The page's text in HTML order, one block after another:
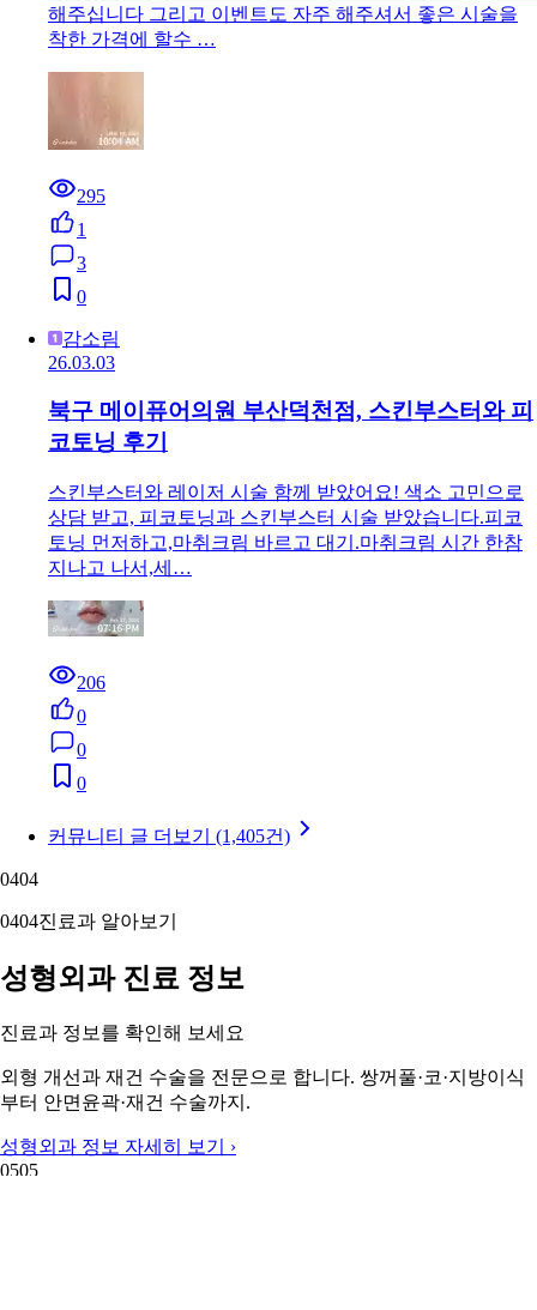
해주십니다 그리고 이벤트도 자주 해주셔서 좋은 시술을
착한 가격에 할수 …
295
1
3
0
감소림
26.03.03
북구 메이퓨어의원 부산덕천점, 스킨부스터와 피
코토닝 후기
스킨부스터와 레이저 시술 함께 받았어요! 색소 고민으로
상담 받고, 피코토닝과 스킨부스터 시술 받았습니다.피코
토닝 먼저하고,마취크림 바르고 대기.마취크림 시간 한참
지나고 나서,세…
206
0
0
0
커뮤니티 글 더보기 (1,405건)
0404
0404진료과 알아보기
성형외과 진료 정보
진료과 정보를 확인해 보세요
외형 개선과 재건 수술을 전문으로 합니다. 쌍꺼풀·코·지방이식
부터 안면윤곽·재건 수술까지.
성형외과 정보 자세히 보기 ›
0505